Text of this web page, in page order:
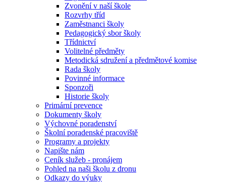
Zvonění v naší škole
Rozvrhy tříd
Zaměstnanci školy
Pedagogický sbor školy
Třídnictví
Volitelné předměty
Metodická sdružení a předmětové komise
Rada školy
Povinné informace
Sponzoři
Historie školy
Primární prevence
Dokumenty školy
Výchovné poradenství
Školní poradenské pracoviště
Programy a projekty
Napište nám
Ceník služeb - pronájem
Pohled na naši školu z dronu
Odkazy do výuky